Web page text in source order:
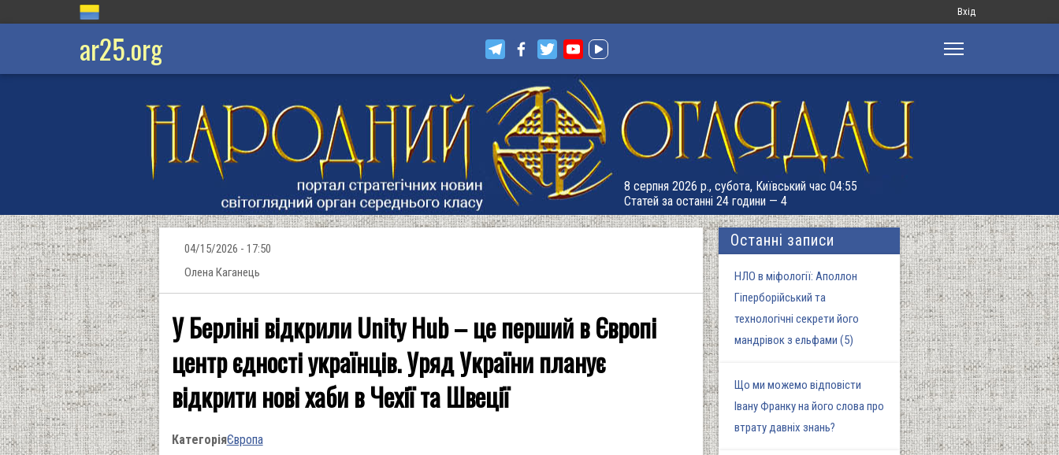
Меню
запису
Вхід
ar25.org
8 серпня 2026 р., субота, Київський час 04:55
Статей за останні 24 години — 4
04/15/2026 - 17:50
Олена Каганець
У Берліні відкрили Unity Hub – це перший в Європі
центр єдності українців. Уряд України планує
відкрити нові хаби в Чехії та Швеції
КатегоріяЄвропа
Останні записи
НЛО в міфології: Аполлон
Гіперборійський та
технологічні секрети його
мандрівок з ельфами (5)
Що ми можемо відповісти
Івану Франку на його слова про
втрату давніх знань?